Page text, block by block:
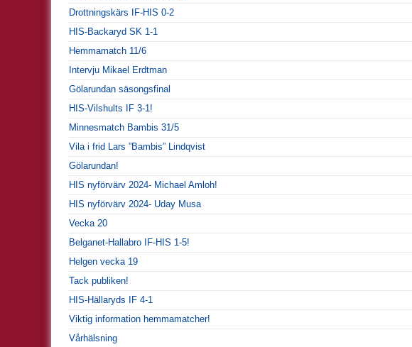
Drottningskärs IF-HIS 0-2
HIS-Backaryd SK 1-1
Hemmamatch 11/6
Intervju Mikael Erdtman
Gölarundan säsongsfinal
HIS-Vilshults IF 3-1!
Minnesmatch Bambis 31/5
Vila i frid Lars ”Bambis” Lindqvist
Gölarundan!
HIS nyförvärv 2024- Michael Amloh!
HIS nyförvärv 2024- Uday Musa
Vecka 20
Belganet-Hallabro IF-HIS 1-5!
Helgen vecka 19
Tack publiken!
HIS-Hällaryds IF 4-1
Viktig information hemmamatcher!
Vårhälsning